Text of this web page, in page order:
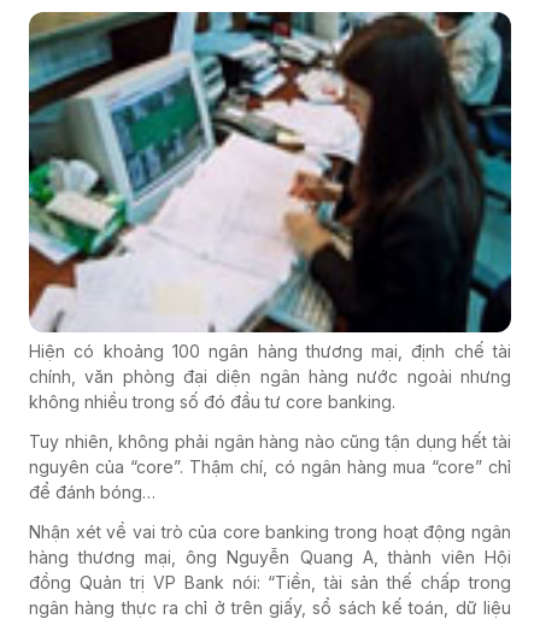
Hiện có khoảng 100 ngân hàng thương mại, định chế tài
chính, văn phòng đại diện ngân hàng nước ngoài nhưng
không nhiều trong số đó đầu tư core banking.
Tuy nhiên, không phải ngân hàng nào cũng tận dụng hết tài
nguyên của “core”. Thậm chí, có ngân hàng mua “core” chỉ
để đánh bóng…
Nhận xét về vai trò của core banking trong hoạt động ngân
hàng thương mại, ông Nguyễn Quang A, thành viên Hội
đồng Quản trị VP Bank nói: “Tiền, tài sản thế chấp trong
ngân hàng thực ra chỉ ở trên giấy, sổ sách kế toán, dữ liệu